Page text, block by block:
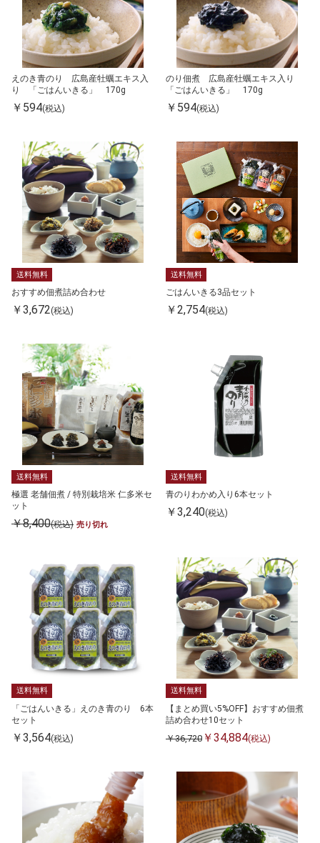
えのき青のり 広島産牡蠣エキス入
り 「ごはんいきる」 170g
￥594(税込)
のり佃煮 広島産牡蠣エキス入り
「ごはんいきる」 170g
￥594(税込)
送料無料
おすすめ佃煮詰め合わせ
￥3,672(税込)
送料無料
ごはんいきる3品セット
￥2,754(税込)
送料無料
極選 老舗佃煮 / 特別栽培米 仁多米セ
ット
￥8,400(税込) 売り切れ
送料無料
青のりわかめ入り6本セット
￥3,240(税込)
送料無料
「ごはんいきる」えのき青のり 6本
セット
￥3,564(税込)
送料無料
【まとめ買い5%OFF】おすすめ佃煮
詰め合わせ10セット
￥36,720 ￥34,884(税込)